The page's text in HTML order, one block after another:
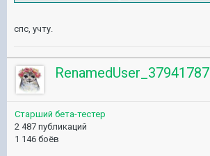
спс, учту.
RenamedUser_37941787
Старший бета-тестер
2 487 публикаций
1 146 боёв